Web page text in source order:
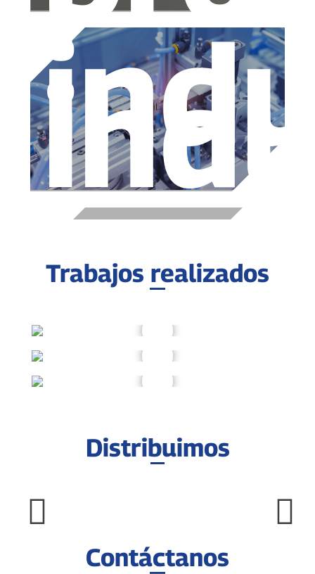
Trabajos realizados
Distribuimos
Contáctanos